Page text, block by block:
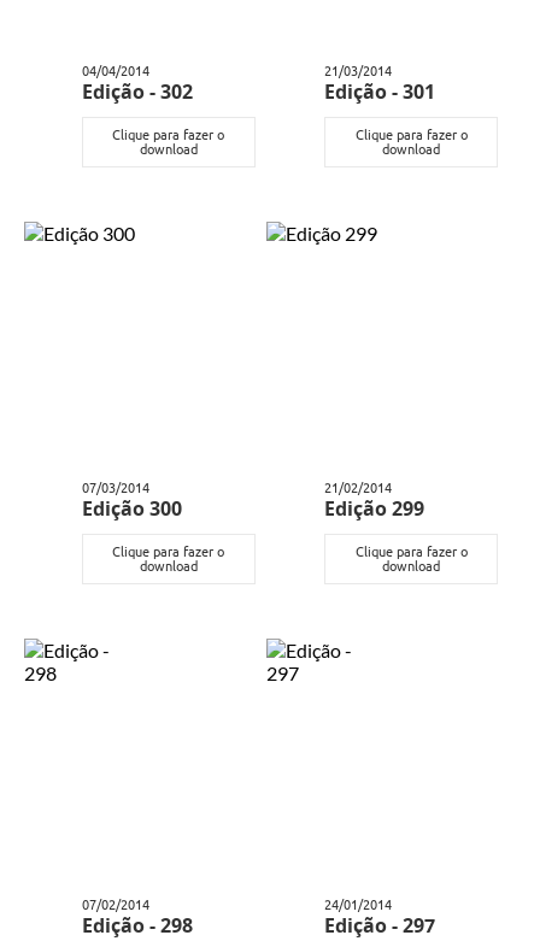
04/04/2014
Edição - 302
Clique para fazer o
download
21/03/2014
Edição - 301
Clique para fazer o
download
07/03/2014
Edição 300
Clique para fazer o
download
21/02/2014
Edição 299
Clique para fazer o
download
07/02/2014
Edição - 298
24/01/2014
Edição - 297